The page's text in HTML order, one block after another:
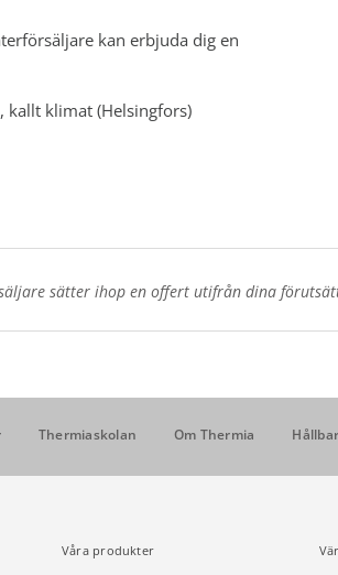
kan erbjuda dig en
kallt klimat (Helsingfors)
sätter ihop en offert utifrån dina
Thermiaskolan Om Thermia
Våra produkter